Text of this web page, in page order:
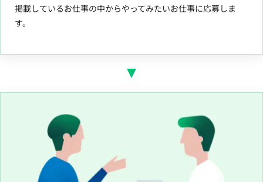
掲載しているお仕事の中からやってみたいお仕事に応募しま
す。